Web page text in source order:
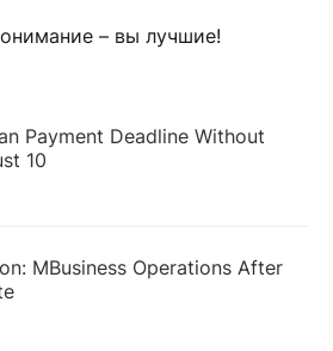
– вы лучшие!
Payment Deadline Without
10
MBusiness Operations After